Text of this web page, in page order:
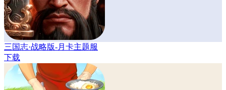
三国志·战略版-月卡主题服
下载